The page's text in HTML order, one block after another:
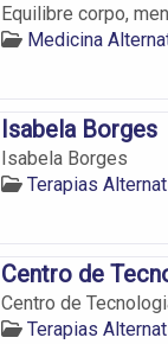
Equilibre corpo,
Medicina
Isabela Borges
Isabela Borges
Terapias
Centro de
Centro de
Terapias